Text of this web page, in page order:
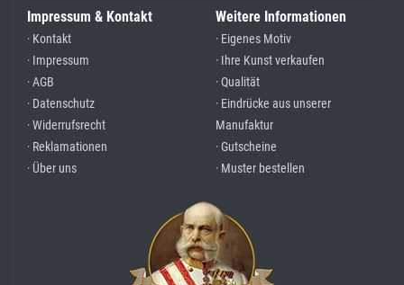
Impressum & Kontakt
· Kontakt
· Impressum
· AGB
· Datenschutz
· Widerrufsrecht
· Reklamationen
· Über uns
Weitere Informationen
· Eigenes Motiv
· Ihre Kunst verkaufen
· Qualität
· Eindrücke aus unserer
Manufaktur
· Gutscheine
· Muster bestellen